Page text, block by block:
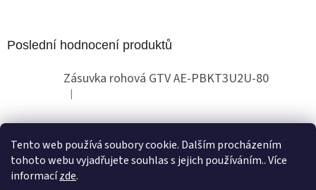
Tento web používá soubory cookie. Dalším procházením
tohoto webu vyjadřujete souhlas s jejich používáním.. Více
informacízde.
Poslední hodnocení produktů
Zásuvka rohová GTV AE-PBKT3U2U-80
Hodnocení produktu je 2 z 5 hvězdiček.
|
Obchodní pokyny